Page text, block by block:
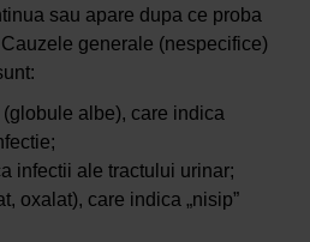
sau apare dupa ce proba
generale (nespecifice)
albe), care indica
infectii ale tractului urinar;
oxalat), care indica „nisip”